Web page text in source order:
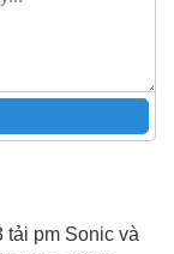
tải pm Sonic và